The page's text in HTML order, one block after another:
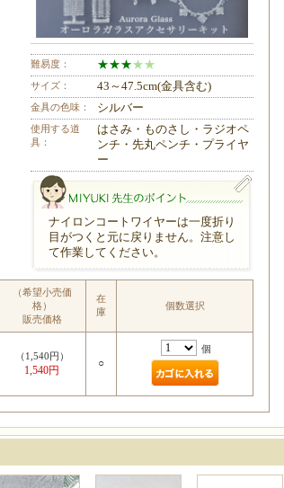
難易度： ★★★★★
サイズ： 43～47.5cm(金具含む)
金具の色味： シルバー
使用する道
具：
はさみ・ものさし・ラジオペ
ンチ・先丸ペンチ・プライヤ
ー
MIYUKI先生のポイント
ナイロンコートワイヤーは一度折り
目がつくと元に戻りません。注意し
て作業してください。
（希望小売価
格）
販売価格
在
庫
個数選択
（1,540円）
1,540円
○
個